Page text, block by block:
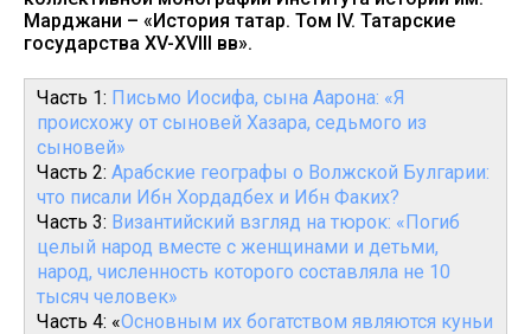
Марджани – «История татар. Том IV. Татарские
государства XV-XVIII вв».
Часть 1: Письмо Иосифа, сына Аарона: «Я
происхожу от сыновей Хазара, седьмого из
сыновей»
Часть 2: Арабские географы о Волжской Булгарии:
что писали Ибн Хордадбех и Ибн Факих?
Часть 3: Византийский взгляд на тюрок: «Погиб
целый народ вместе с женщинами и детьми,
народ, численность которого составляла не 10
тысяч человек»
Часть 4: «Основным их богатством являются куньи